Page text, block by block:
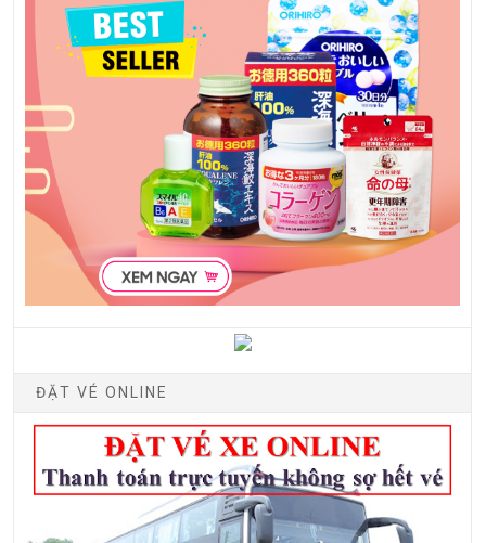
ĐẶT VÉ ONLINE